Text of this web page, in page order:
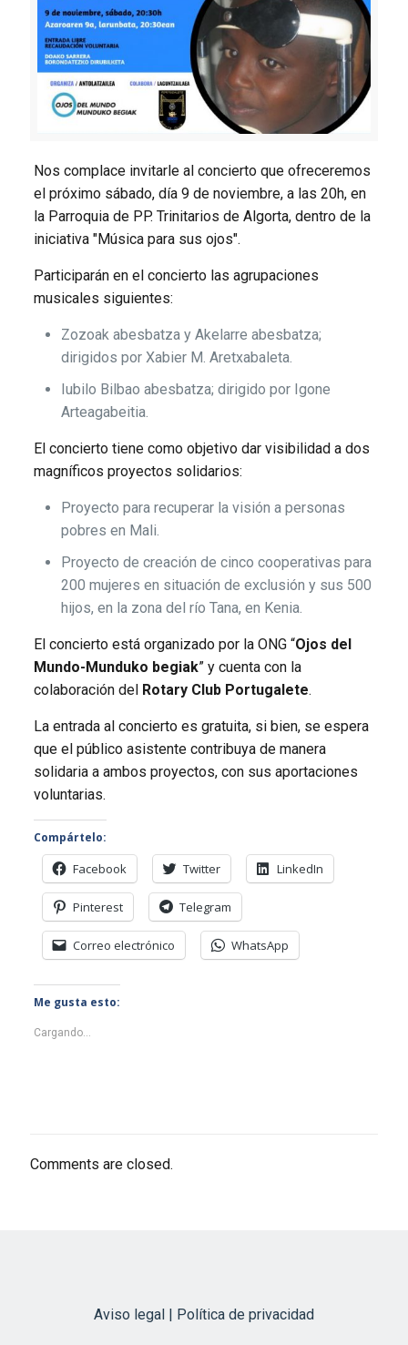
Nos complace invitarle al concierto que ofreceremos
el próximo sábado, día 9 de noviembre, a las 20h, en
la Parroquia de PP. Trinitarios de Algorta, dentro de la
iniciativa "Música para sus ojos".
Participarán en el concierto las agrupaciones
musicales siguientes:
Zozoak abesbatza y Akelarre abesbatza;
dirigidos por Xabier M. Aretxabaleta.
Iubilo Bilbao abesbatza; dirigido por Igone
Arteagabeitia.
El concierto tiene como objetivo dar visibilidad a dos
magníficos proyectos solidarios:
Proyecto para recuperar la visión a personas
pobres en Mali.
Proyecto de creación de cinco cooperativas para
200 mujeres en situación de exclusión y sus 500
hijos, en la zona del río Tana, en Kenia.
El concierto está organizado por la ONG “Ojos del
Mundo-Munduko begiak” y cuenta con la
colaboración del Rotary Club Portugalete.
La entrada al concierto es gratuita, si bien, se espera
que el público asistente contribuya de manera
solidaria a ambos proyectos, con sus aportaciones
voluntarias.
Compártelo:
Facebook Twitter LinkedIn
Pinterest Telegram
Correo electrónico WhatsApp
Me gusta esto:
Cargando...
Comments are closed.
Aviso legal | Política de privacidad